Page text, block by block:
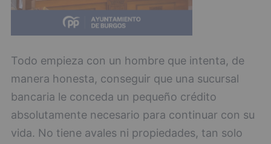
Todo empieza con un hombre que intenta, de
manera honesta, conseguir que una sucursal
bancaria le conceda un pequeño crédito
absolutamente necesario para continuar con su
vida. No tiene avales ni propiedades, tan solo